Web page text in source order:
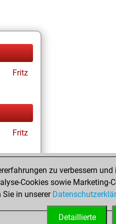
Fritz
Fritz
Fritz
zu verbessern
Cookies sowie Marketing-
Sie in unserer
Detaillierte